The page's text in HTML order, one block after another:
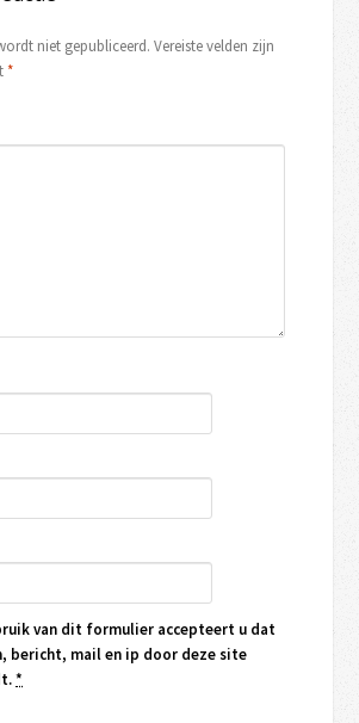
niet gepubliceerd. Vereiste velden zijn
*
van dit formulier accepteert u dat
bericht, mail en ip door deze site
*